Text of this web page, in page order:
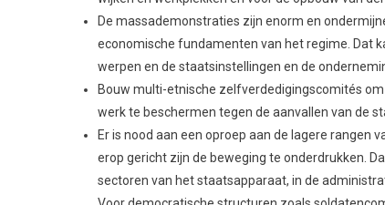
zijn die ervan profiteren – Open hun rekeningen
Gebruik de rijkdom voor degenen die ze hebben
vrouwen en mannen. Om de inflatie te
structuren van de arbeidersklasse. Lonen
onteigenen en gebruik het geld om de
Omschakeling van productie alleen voor
aan armoede, honger en werkloosheid. Dat is
droogte en voedseltekorten. Alleen een